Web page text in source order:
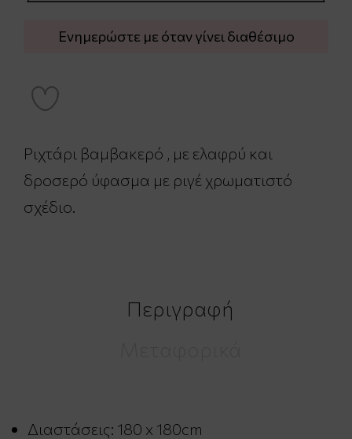
Ενημερώστε με όταν γίνει διαθέσιμο
Ριχτάρι βαμβακερό , με ελαφρύ και
δροσερό ύφασμα με ριγέ χρωματιστό
σχέδιο.
Περιγραφή
Διαστάσεις: 180 x 180cm